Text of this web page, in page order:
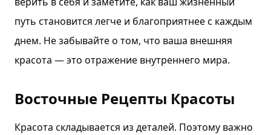
путь становится легче и благоприятнее с каждым
днем. Не забывайте о том, что ваша внешняя
красота — это отражение внутреннего мира.
Восточные Рецепты Красоты
Красота складывается из деталей. Поэтому важно